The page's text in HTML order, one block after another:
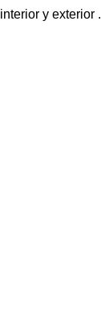
y exterior .